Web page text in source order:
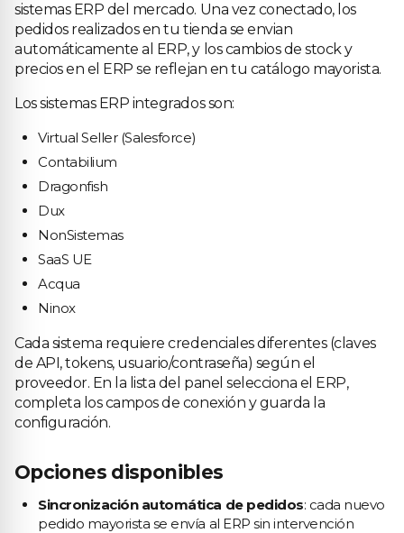
sistemas ERP del mercado. Una vez conectado, los
pedidos realizados en tu tienda se envian
automáticamente al ERP, y los cambios de stock y
precios en el ERP se reflejan en tu catálogo mayorista.
Los sistemas ERP integrados son:
Virtual Seller (Salesforce)
Contabilium
Dragonfish
Dux
NonSistemas
SaaS UE
Acqua
Ninox
Cada sistema requiere credenciales diferentes (claves
de API, tokens, usuario/contraseña) según el
proveedor. En la lista del panel selecciona el ERP,
completa los campos de conexión y guarda la
configuración.
Opciones disponibles
Sincronización automática de pedidos: cada nuevo
pedido mayorista se envía al ERP sin intervención